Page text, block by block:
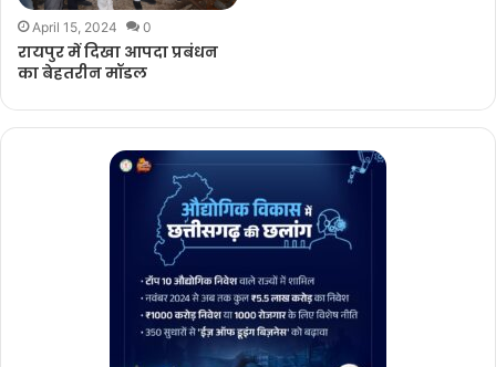
April 15, 2024 0
रायपुर में दिखा आपदा प्रबंधन
का बेहतरीन मॉडल